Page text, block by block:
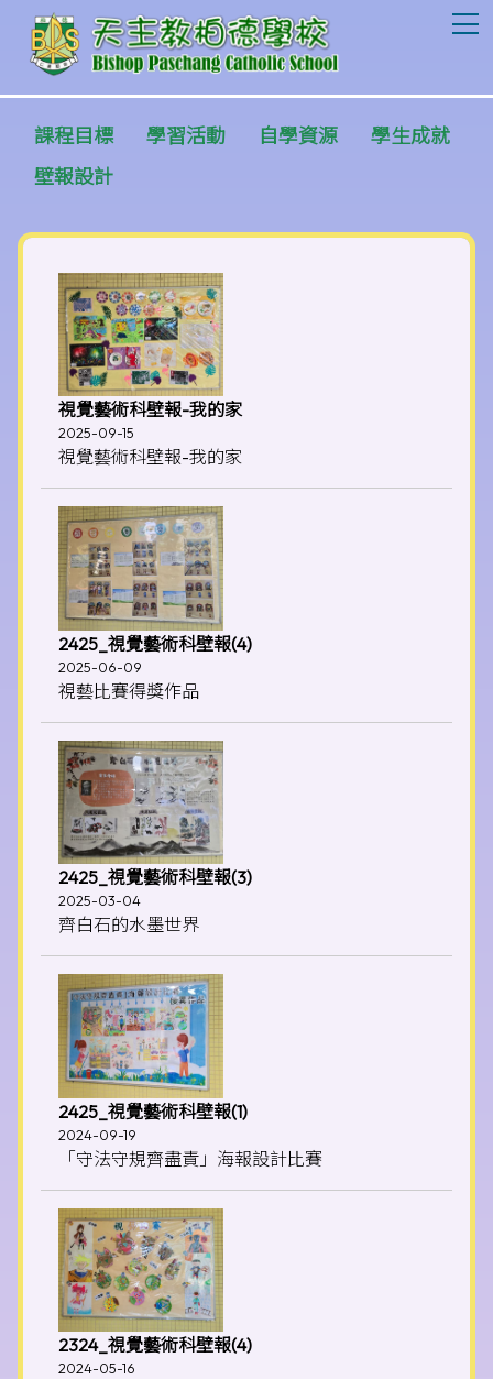
課程目標 學習活動 自學資源
學生成就
壁報設計
視覺藝術科壁報-我的家
2025-09-15
視覺藝術科壁報-我的家
2425_視覺藝術科壁報(4)
2025-06-09
視藝比賽得獎作品
2425_視覺藝術科壁報(3)
2025-03-04
齊白石的水墨世界
2425_視覺藝術科壁報(1)
2024-09-19
「守法守規齊盡責」海報設計比賽
2324_視覺藝術科壁報(4)
2024-05-16